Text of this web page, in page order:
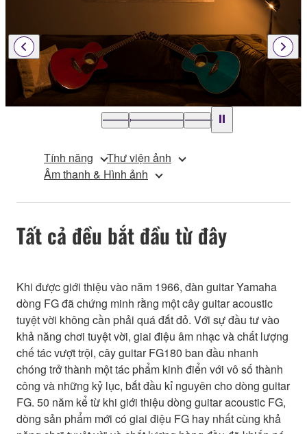
Tính năng
Thư viện ảnh
Âm thanh & Hình ảnh
Tất cả đều bắt đầu từ đây
Khi được giới thiệu vào năm 1966, đàn guitar Yamaha
dòng FG đã chứng minh rằng một cây guitar acoustic
tuyệt vời không cần phải quá đắt đỏ. Với sự đầu tư vào
khả năng chơi tuyệt vời, giai điệu âm nhạc và chất lượng
chế tác vượt trội, cây guitar FG180 ban đầu nhanh
chóng trở thành một tác phẩm kinh điển với vô số thành
công và những kỷ lục, bắt đầu kỉ nguyên cho dòng guitar
FG. 50 năm kể từ khi giới thiệu dòng guitar acoustic FG,
dòng sản phẩm mới có giai điệu FG hay nhất cùng khả